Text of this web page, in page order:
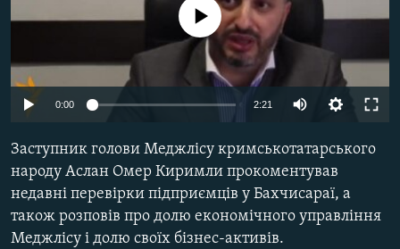
ДЕПОРТАЦІЯ
ВІДЕОУРОКИ «ELIFBE»
СВІДЧЕННЯ ОКУПАЦІЇ
ІНФОГРАФІКА
ЯК ОБІЙТИ БЛОКУВАННЯ
Русский
Qırımtatar
ДОЛУЧАЙСЯ!
Усі сайти RFE/RL
No media source currently available
0:00 2:21
Заступник голови Меджлісу кримськотатарського
народу Аслан Омер Киримли прокоментував
недавні перевірки підприємців у Бахчисараї, а
також розповів про долю економічного управління
Меджлісу і долю своїх бізнес-активів.